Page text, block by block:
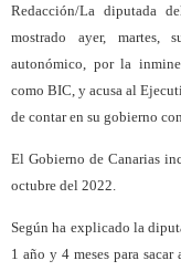
Redacción/La diputada
mostrado ayer, martes,
autonómico, por la
como BIC, y acusa al
de contar en su gobierno
El Gobierno de Canarias
octubre del 2022.
Según ha explicado la
1 año y 4 meses para